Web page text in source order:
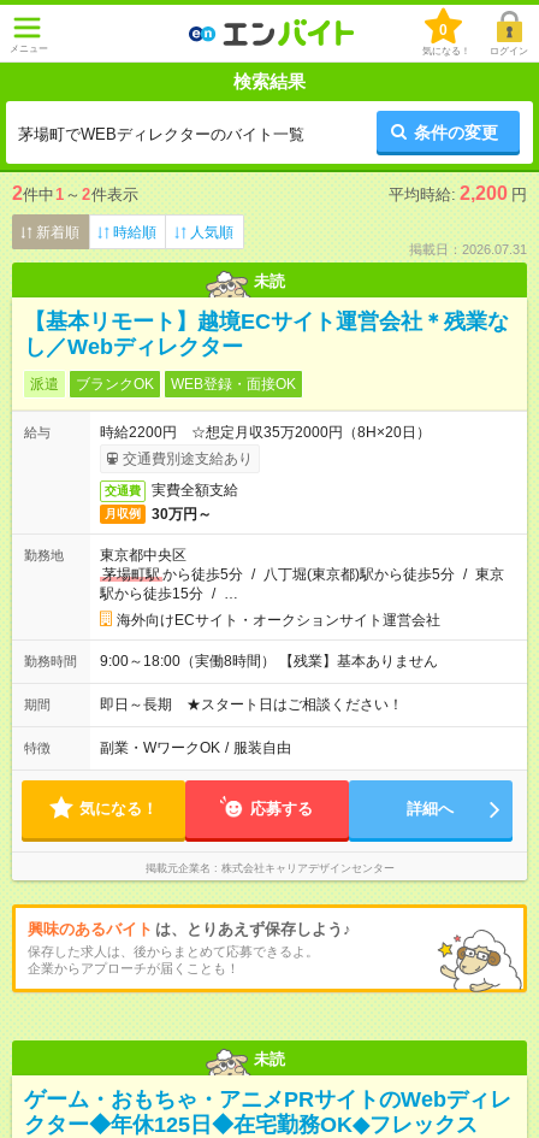
メニュー
0
気になる！ ログイン
検索結果
茅場町でWEBディレクターのバイト一覧 条件の変更
2件中1 ～ 2件表示 平均時給: 2,200 円
新着順 時給順 人気順
掲載日：2026.07.31
未読
【基本リモート】越境ECサイト運営会社＊残業な
し／Webディレクター
派遣 ブランクOK WEB登録・面接OK
給与
時給2200円 ☆想定月収35万2000円（8H×20日）
交通費別途支給あり
交通費 実費全額支給
月収例 30万円～
勤務地
東京都中央区
茅場町駅から徒歩5分 / 八丁堀(東京都)駅から徒歩5分 / 東京
駅から徒歩15分 / …
海外向けECサイト・オークションサイト運営会社
勤務時間 9:00～18:00（実働8時間） 【残業】基本ありません
期間 即日～長期 ★スタート日はご相談ください！
特徴 副業・WワークOK / 服装自由
気になる！ 応募する 詳細へ
掲載元企業名 株式会社キャリアデザインセンター
興味のあるバイト は、とりあえず保存しよう♪
保存した求人は、後からまとめて応募できるよ。
企業からアプローチが届くことも！
未読
ゲーム・おもちゃ・アニメPRサイトのWebディレ
クター◆年休125日◆在宅勤務OK◆フレックス